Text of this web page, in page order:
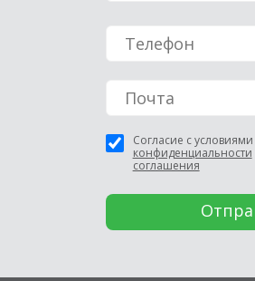
Согласие с условиями
конфиденциальности
соглашения